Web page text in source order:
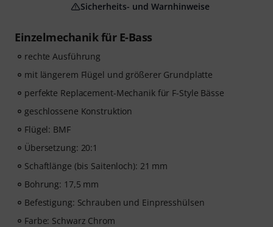
Einzelmechanik für E-Bass
rechte Ausführung
mit längerem Flügel und größerer Grundplatte
perfekte Replacement-Mechanik für F-Style Bässe
geschlossene Konstruktion
Flügel: BMF
Übersetzung: 20:1
Schaftlänge (bis Saitenloch): 21 mm
Bohrung: 17,5 mm
Befestigung: Schrauben und Einpresshülsen
Farbe: Schwarz Chrom
Sicherheits- und Warnhinweise